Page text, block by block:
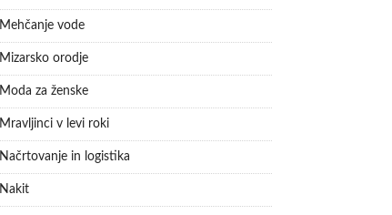
Mehčanje vode
Mizarsko orodje
Moda za ženske
Mravljinci v levi roki
Načrtovanje in logistika
Nakit